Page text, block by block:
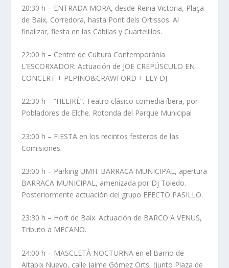
20:30 h – ENTRADA MORA, desde Reina Victoria, Plaça
de Baix, Corredora, hasta Pont dels Ortissos. Al
finalizar, fiesta en las Cábilas y Cuartelillos.
22:00 h – Centre de Cultura Contemporània
L’ESCORXADOR: Actuación de JOE CREPÚSCULO EN
CONCERT + PEPINO&CRAWFORD + LEY DJ
22:30 h – “HELIKÉ”. Teatro clásico comedia íbera, por
Pobladores de Elche. Rotonda del Parque Municipal
23:00 h – FIESTA en los recintos festeros de las
Comisiones.
23:00 h – Parking UMH. BARRACA MUNICIPAL, apertura
BARRACA MUNICIPAL, amenizada por Dj Toledo.
Posteriormente actuación del grupo EFECTO PASILLO.
23:30 h – Hort de Baix. Actuación de BARCO A VENUS,
Tributo a MECANO.
24:00 h – MASCLETÀ NOCTURNA en el Barrio de
Altabix Nuevo, calle Jaime Gómez Orts (junto Plaza de